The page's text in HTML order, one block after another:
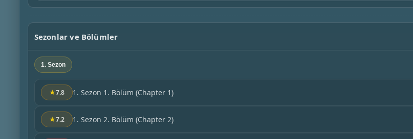
Sezonlar ve Bölümler
1. Sezon
★7.8 1. Sezon 1. Bölüm (Chapter 1)
★7.2 1. Sezon 2. Bölüm (Chapter 2)